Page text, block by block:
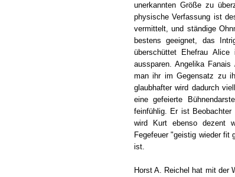
unerkannten Größe zu
physische Verfassung ist
vermittelt, und ständige
bestens geeignet, das
überschüttet Ehefrau
aussparen. Angelika
man ihr im Gegensatz zu
glaubhafter wird dadurch
eine gefeierte
feinfühlig. Er ist
wird Kurt ebenso dezent
Fegefeuer "geistig wieder
ist.
Horst A. Reichel hat mit der